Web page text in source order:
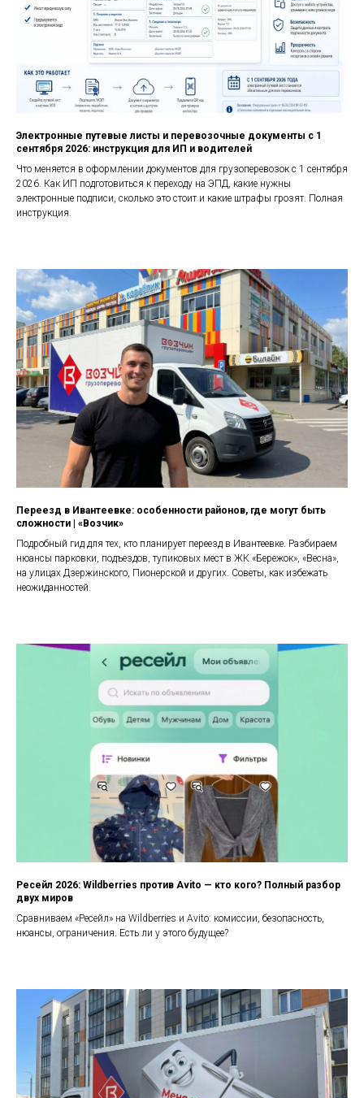
Электронные путевые листы и перевозочные документы с 1
сентября 2026: инструкция для ИП и водителей
Что меняется в оформлении документов для грузоперевозок с 1 сентября
2026. Как ИП подготовиться к переходу на ЭПД, какие нужны
электронные подписи, сколько это стоит и какие штрафы грозят. Полная
инструкция.
Переезд в Ивантеевке: особенности районов, где могут быть
сложности | «Возчик»
Подробный гид для тех, кто планирует переезд в Ивантеевке. Разбираем
нюансы парковки, подъездов, тупиковых мест в ЖК «Бережок», «Весна»,
на улицах Дзержинского, Пионерской и других. Советы, как избежать
неожиданностей.
Ресейл 2026: Wildberries против Avito — кто кого? Полный разбор
двух миров
Сравниваем «Ресейл» на Wildberries и Avito: комиссии, безопасность,
нюансы, ограничения. Есть ли у этого будущее?